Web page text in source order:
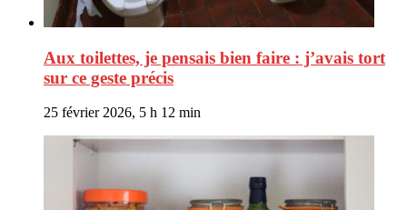
Aux toilettes, je pensais bien faire : j’avais tort
sur ce geste précis
25 février 2026, 5 h 12 min